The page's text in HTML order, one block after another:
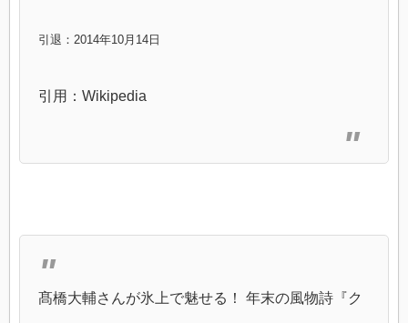
引退：2014年10月14日
引用：Wikipedia
髙橋大輔さんが氷上で魅せる！ 年末の風物詩『ク